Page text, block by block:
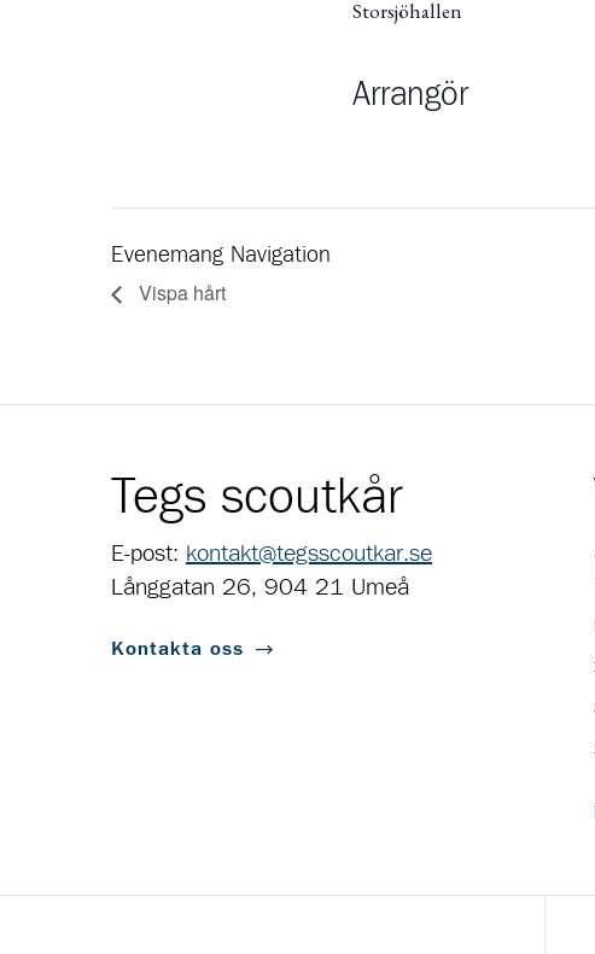
Storsjöhallen
Arrangör
Evenemang Navigation
Vispa hårt
Tegs scoutkår
E-post: kontakt@tegsscoutkar.se
Långgatan 26, 904 21 Umeå
Kontakta oss